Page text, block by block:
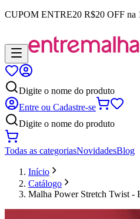
CUPOM ENTRE20 R$20 OFF na
Digite o nome do produto
Entre ou Cadastre-se
Digite o nome do produto
Todas as categoriasNovidadesBlog
Início
Catálogo
Malha Power Stretch Twist -